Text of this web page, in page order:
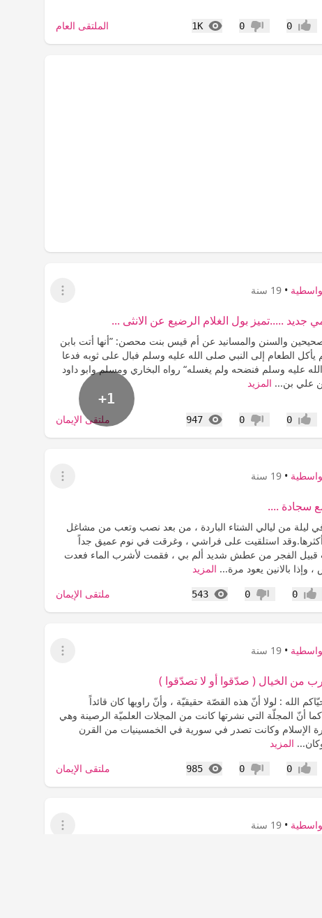
إعجاب0 عدم إعجاب
0
1K
المشاهدات الملتقى العام
• 19 سنة
عرض القائمة
جديد .....تميز بول الغلام الرضيع عن الانثى ...
والسنن والمسانيد عن أم قيس بنت محصن: ”أنها أتت بابن
يأكل الطعام إلى النبي صلى الله عليه وسلم فبال على ثوبه فدعا
عليه وسلم فنضحه ولم يغسله“ رواه البخاري ومسلم وابو داود
علي بن... المزيد
+1
إعجاب0 عدم إعجاب
0
947
المشاهدات ملتقى الإيمان
• 19 سنة
عرض القائمة
سجادة ....
ليلة من ليالي الشتاء الباردة ، من بعد نصب وتعب من مشاغل
أكثرها.وقد استلقيت على فراشي ، وغرقت في نوم عميق جداً
قبيل الفجر من عطش شديد ألم بي ، فقمت لأشرب الماء فعدت
وإذا بالانين يعود مرة... المزيد
إعجاب0 عدم إعجاب
0
543
المشاهدات ملتقى الإيمان
• 19 سنة
عرض القائمة
من الخيال ( صدّقوا أو لا تصدّقوا )
الله : لولا أنّ هذه القصّة حقيقيّة ، وأنّ راويها كان قائداً
أنّ المجلّة التي نشرتها كانت من المجلات العلميّة الرصينة وهي
الإسلام وكانت تصدر في سورية في الخمسينيات من القرن
المزيد
إعجاب0 عدم إعجاب
0
985
المشاهدات ملتقى الإيمان
• 19 سنة
عرض القائمة